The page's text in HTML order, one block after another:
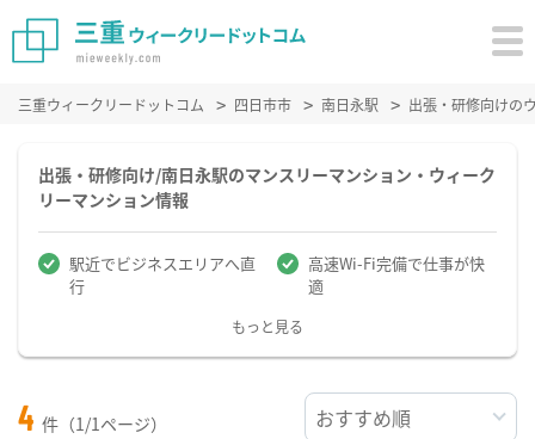
三重ウィークリードットコム 四日市市 南日永駅 出張・研修向けの
出張・研修向け/南日永駅のマンスリーマンション・ウィーク
リーマンション情報
駅近でビジネスエリアへ直
行
高速Wi-Fi完備で仕事が快
適
もっと見る
4 件（1/1ページ）